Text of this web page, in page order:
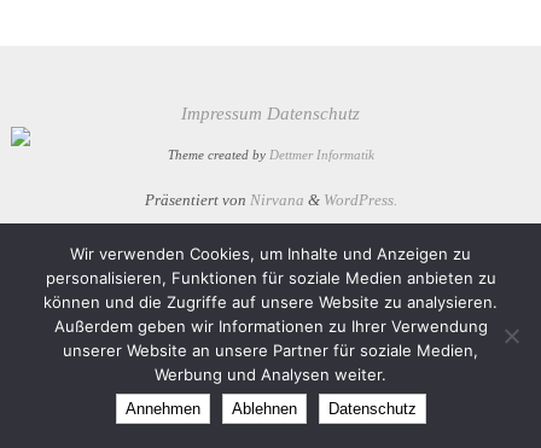
Impressum Datenschutz
Theme created by Dettmer Informatik
Präsentiert von Nirvana & WordPress.
Wir verwenden Cookies, um Inhalte und Anzeigen zu
personalisieren, Funktionen für soziale Medien anbieten zu
können und die Zugriffe auf unsere Website zu analysieren.
Außerdem geben wir Informationen zu Ihrer Verwendung
unserer Website an unsere Partner für soziale Medien,
Werbung und Analysen weiter.
Annehmen Ablehnen Datenschutz